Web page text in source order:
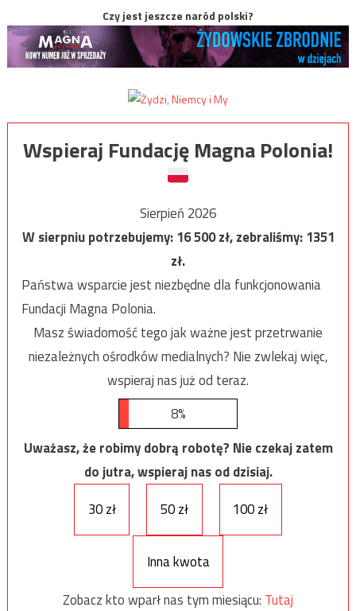
Czy jest jeszcze naród polski?
Wspieraj Fundację Magna Polonia!
Sierpień 2026
W sierpniu potrzebujemy:16 500zł, zebraliśmy:1351
zł.
Państwa wsparcie jest niezbędne dla funkcjonowania
Fundacji Magna Polonia.
Masz świadomość tego jak ważne jest przetrwanie
niezależnych ośrodków medialnych? Nie zwlekaj więc,
wspieraj nas już od teraz.
8%
Uważasz, że robimy dobrą robotę? Nie czekaj zatem
do jutra, wspieraj nas od dzisiaj.
30 zł
50 zł 100 zł
Inna kwota
Zobacz kto wparł nas tym miesiącu: Tutaj